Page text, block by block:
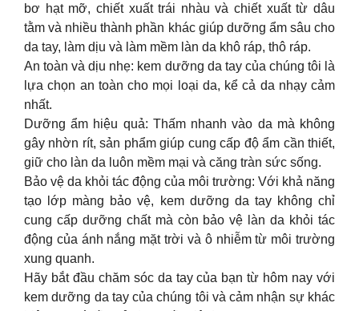
bơ hạt mỡ, chiết xuất trái nhàu và chiết xuất từ dâu
tằm và nhiều thành phần khác giúp dưỡng ẩm sâu cho
da tay, làm dịu và làm mềm làn da khô ráp, thô ráp.
An toàn và dịu nhẹ: kem dưỡng da tay của chúng tôi là
lựa chọn an toàn cho mọi loại da, kể cả da nhạy cảm
nhất.
Dưỡng ẩm hiệu quả: Thấm nhanh vào da mà không
gây nhờn rít, sản phẩm giúp cung cấp độ ẩm cần thiết,
giữ cho làn da luôn mềm mại và căng tràn sức sống.
Bảo vệ da khỏi tác động của môi trường: Với khả năng
tạo lớp màng bảo vệ, kem dưỡng da tay không chỉ
cung cấp dưỡng chất mà còn bảo vệ làn da khỏi tác
động của ánh nắng mặt trời và ô nhiễm từ môi trường
xung quanh.
Hãy bắt đầu chăm sóc da tay của bạn từ hôm nay với
kem dưỡng da tay của chúng tôi và cảm nhận sự khác